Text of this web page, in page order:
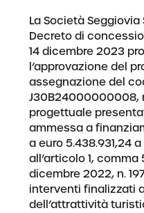
La Società Seggiovia
Decreto di
14 dicembre 2023
l’approvazione del
assegnazione del
J30B24000000008,
progettuale
ammessa a
a euro 5.438.931,24
all’articolo 1,
dicembre 2022, n.
interventi finalizzati
dell’attrattività